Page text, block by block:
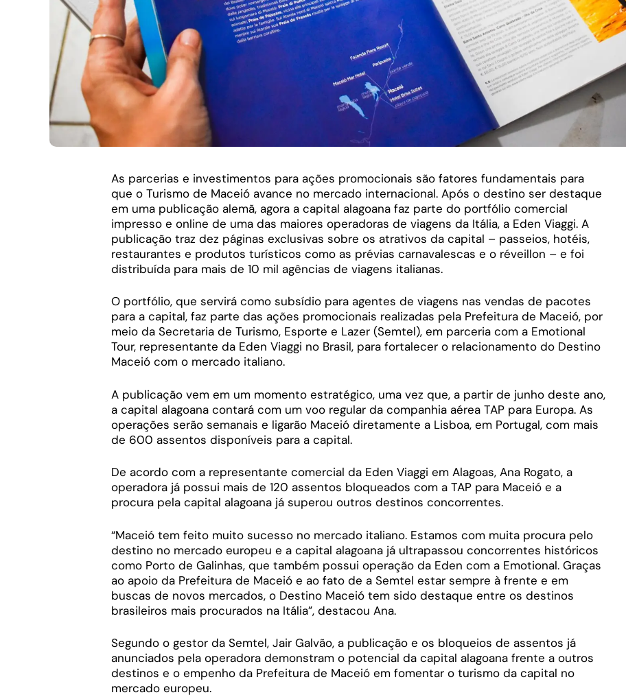
As parcerias e investimentos para ações promocionais são fatores fundamentais para
que o Turismo de Maceió avance no mercado internacional. Após o destino ser destaque
em uma publicação alemã, agora a capital alagoana faz parte do portfólio comercial
impresso e online de uma das maiores operadoras de viagens da Itália, a Eden Viaggi. A
publicação traz dez páginas exclusivas sobre os atrativos da capital – passeios, hotéis,
restaurantes e produtos turísticos como as prévias carnavalescas e o réveillon – e foi
distribuída para mais de 10 mil agências de viagens italianas.
O portfólio, que servirá como subsídio para agentes de viagens nas vendas de pacotes
para a capital, faz parte das ações promocionais realizadas pela Prefeitura de Maceió, por
meio da Secretaria de Turismo, Esporte e Lazer (Semtel), em parceria com a Emotional
Tour, representante da Eden Viaggi no Brasil, para fortalecer o relacionamento do Destino
Maceió com o mercado italiano.
A publicação vem em um momento estratégico, uma vez que, a partir de junho deste ano,
a capital alagoana contará com um voo regular da companhia aérea TAP para Europa. As
operações serão semanais e ligarão Maceió diretamente a Lisboa, em Portugal, com mais
de 600 assentos disponíveis para a capital.
De acordo com a representante comercial da Eden Viaggi em Alagoas, Ana Rogato, a
operadora já possui mais de 120 assentos bloqueados com a TAP para Maceió e a
procura pela capital alagoana já superou outros destinos concorrentes.
“Maceió tem feito muito sucesso no mercado italiano. Estamos com muita procura pelo
destino no mercado europeu e a capital alagoana já ultrapassou concorrentes históricos
como Porto de Galinhas, que também possui operação da Eden com a Emotional. Graças
ao apoio da Prefeitura de Maceió e ao fato de a Semtel estar sempre à frente e em
buscas de novos mercados, o Destino Maceió tem sido destaque entre os destinos
brasileiros mais procurados na Itália”, destacou Ana.
Segundo o gestor da Semtel, Jair Galvão, a publicação e os bloqueios de assentos já
anunciados pela operadora demonstram o potencial da capital alagoana frente a outros
destinos e o empenho da Prefeitura de Maceió em fomentar o turismo da capital no
mercado europeu.